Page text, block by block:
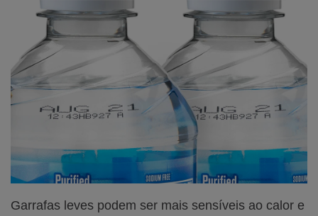
Garrafas leves podem ser mais sensíveis ao calor e